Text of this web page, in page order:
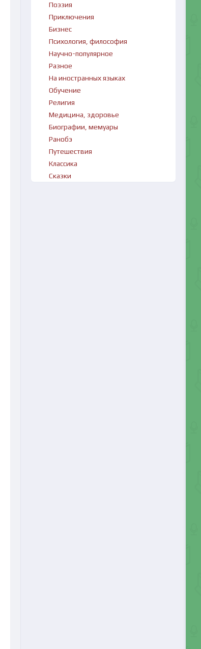
Поэзия
Приключения
Бизнес
Психология, философия
Научно-популярное
Разное
На иностранных языках
Обучение
Религия
Медицина, здоровье
Биографии, мемуары
Ранобэ
Путешествия
Классика
Сказки